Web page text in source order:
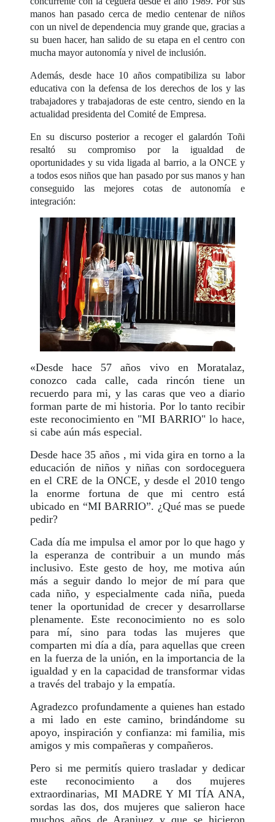
manos han pasado cerca de medio centenar de niños
con un nivel de dependencia muy grande que, gracias a
su buen hacer, han salido de su etapa en el centro con
mucha mayor autonomía y nivel de inclusión.
Además, desde hace 10 años compatibiliza su labor
educativa con la defensa de los derechos de los y las
trabajadores y trabajadoras de este centro, siendo en la
actualidad presidenta del Comité de Empresa.
En su discurso posterior a recoger el galardón Toñi
resaltó su compromiso por la igualdad de
oportunidades y su vida ligada al barrio, a la ONCE y
a todos esos niños que han pasado por sus manos y han
conseguido las mejores cotas de autonomía e
integración:
«Desde hace 57 años vivo en Moratalaz,
conozco cada calle, cada rincón tiene un
recuerdo para mi, y las caras que veo a diario
forman parte de mi historia. Por lo tanto recibir
este reconocimiento en "MI BARRIO" lo hace,
si cabe aún más especial.
Desde hace 35 años , mi vida gira en torno a la
educación de niños y niñas con sordoceguera
en el CRE de la ONCE, y desde el 2010 tengo
la enorme fortuna de que mi centro está
ubicado en “MI BARRIO”. ¿Qué mas se puede
pedir?
Cada día me impulsa el amor por lo que hago y
la esperanza de contribuir a un mundo más
inclusivo. Este gesto de hoy, me motiva aún
más a seguir dando lo mejor de mí para que
cada niño, y especialmente cada niña, pueda
tener la oportunidad de crecer y desarrollarse
plenamente. Este reconocimiento no es solo
para mí, sino para todas las mujeres que
comparten mi día a día, para aquellas que creen
en la fuerza de la unión, en la importancia de la
igualdad y en la capacidad de transformar vidas
a través del trabajo y la empatía.
Agradezco profundamente a quienes han estado
a mi lado en este camino, brindándome su
apoyo, inspiración y confianza: mi familia, mis
amigos y mis compañeras y compañeros.
Pero si me permitís quiero trasladar y dedicar
este reconocimiento a dos mujeres
extraordinarias, MI MADRE Y MI TÍA ANA,
sordas las dos, dos mujeres que salieron hace
muchos años de Aranjuez y que se hicieron